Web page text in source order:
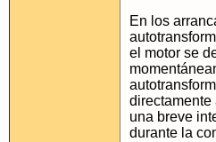
En los
el motor se
una breve
durante la